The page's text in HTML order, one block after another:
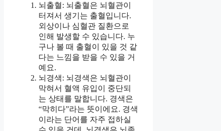
뇌출혈: 뇌출혈은 뇌혈관이
터져서 생기는 출혈입니다.
외상이나 심혈관 질환으로
인해 발생할 수 있습니다. 누
구나 볼 때 출혈이 있을 것 같
다는 느낌을 받을 수 있을 거
예요.
뇌경색: 뇌경색은 뇌혈관이
막혀서 혈액 유입이 중단되
는 상태를 말합니다. 경색은
“막히다”라는 뜻이에요. 경색
이라는 단어를 자주 접하실